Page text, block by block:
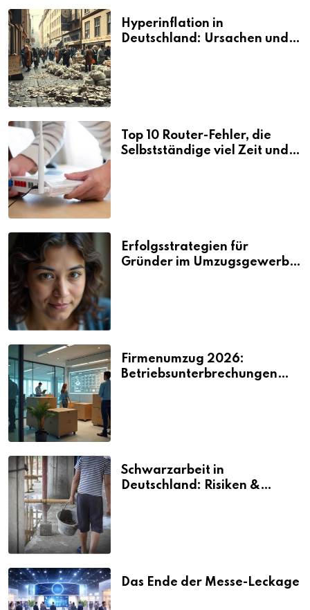
Hyperinflation in
Deutschland: Ursachen und
Top 10 Router-Fehler, die
Selbstständige viel Zeit und
Erfolgsstrategien für
Gründer im Umzugsgewerbe
Firmenumzug 2026:
Betriebsunterbrechungen
Schwarzarbeit in
Deutschland: Risiken &
Das Ende der Messe-Leckage